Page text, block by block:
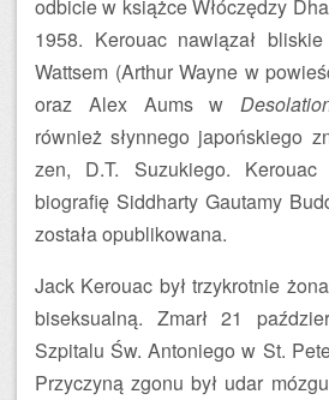
odbicie w książce Włóczędzy
1958. Kerouac nawiązał
Wattsem (Arthur Wayne w
oraz Alex Aums w
również słynnego japońskiego
zen, D.T. Suzukiego.
biografię Siddharty Gautamy
została opublikowana.
Jack Kerouac był trzykrotnie
biseksualną. Zmarł 21
Szpitalu Św. Antoniego w St.
Przyczyną zgonu był udar